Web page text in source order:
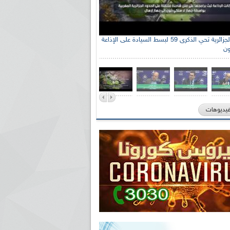
الإذاعة الجزائرية تحي الذكرى 59 لبسط السيادة على الإذاعة